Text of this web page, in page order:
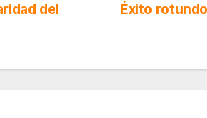
Éxito
del